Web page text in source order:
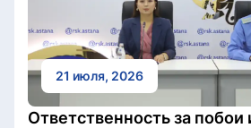
21 июля, 2026
Ответственность за побои